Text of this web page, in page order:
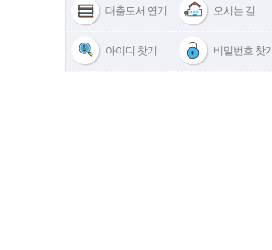
대출도서 연기 오시는 길
아이디 찾기 비밀번호 찾기